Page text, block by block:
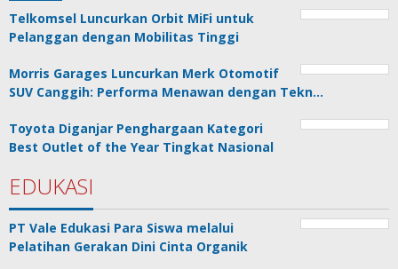
Telkomsel Luncurkan Orbit MiFi untuk
Pelanggan dengan Mobilitas Tinggi
Morris Garages Luncurkan Merk Otomotif
SUV Canggih: Performa Menawan dengan Tekn…
Toyota Diganjar Penghargaan Kategori
Best Outlet of the Year Tingkat Nasional
EDUKASI
PT Vale Edukasi Para Siswa melalui
Pelatihan Gerakan Dini Cinta Organik